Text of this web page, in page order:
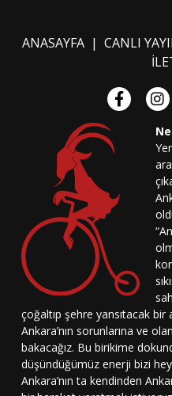
ANASAYFA| CANLI
çoğaltıp şehre yansıtacak
Ankara’nın sorunlarına ve
bakacağız. Bu birikime
düşündüğümüz enerji bizi
Ankara’nın ta kendinden